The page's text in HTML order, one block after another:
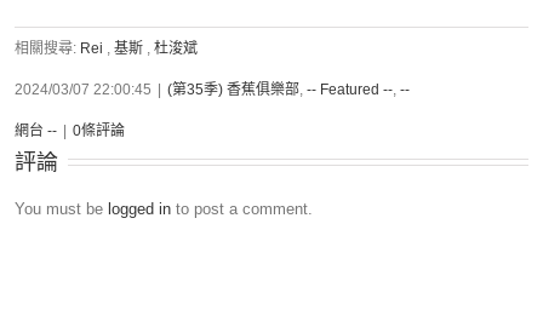
相關搜尋: Rei , 基斯 , 杜浚斌
2024/03/07 22:00:45 (第35季) 香蕉俱樂部, -- Featured --, --
網台 -- 0條評論
評論
You must be logged in to post a comment.